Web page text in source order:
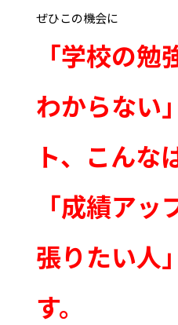
ぜひこの機会に
「学校の
わからない
ト、こんな
「成績ア
張りたい人
す。